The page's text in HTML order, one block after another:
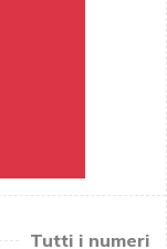
Tutti i numeri